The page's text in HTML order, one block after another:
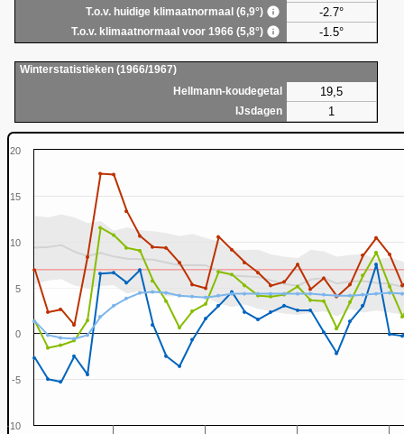
T.o.v. huidige klimaatnormaal (6,9°) -2.7°
T.o.v. klimaatnormaal voor 1966 (5,8°) -1.5°
Winterstatistieken (1966/1967)
Hellmann-koudegetal
19,5
IJsdagen 1
-10
-5
0
5
10
15
20